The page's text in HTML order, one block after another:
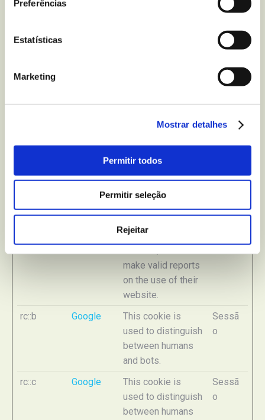
Preferências
Estatísticas
Marketing
Mostrar detalhes
Permitir todos
Permitir seleção
Rejeitar
session state
requests.
o
rc::a Google
This cookie is
used to distinguish
between humans
beneficial for the
make valid reports
on the use of their
website.
Persis
rc::b Google
This cookie is
used to distinguish
between humans
and bots.
Sessã
o
rc::c Google
This cookie is
used to distinguish
between humans
Sessã
o